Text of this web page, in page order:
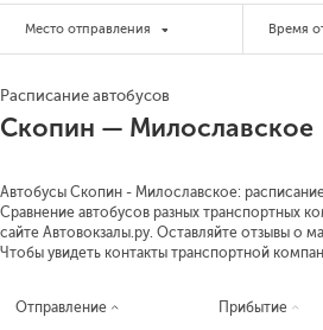
Место отправления Время
Расписание автобусов
Скопин — Милославское
Автобусы Скопин - Милославское:
Сравнение автобусов разных транспортных
сайте Автовокзалы.ру. Оставляйте отзывы о
Чтобы увидеть контакты транспортной
Отправление Прибытие